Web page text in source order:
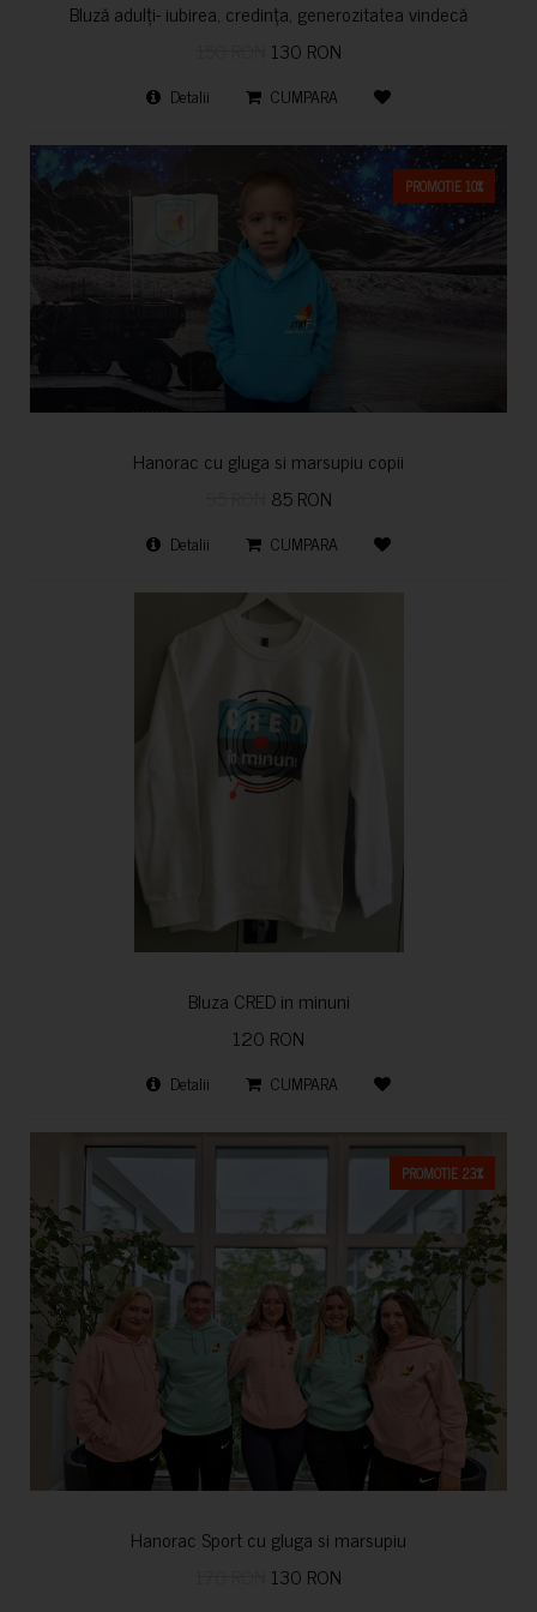
Bluză adulți- iubirea, credința, generozitatea vindecă
130 RON
Detalii CUMPARA
PROMOTIE 10%
Hanorac cu gluga si marsupiu copii
85 RON
Detalii CUMPARA
Bluza CRED in minuni
120 RON
Detalii CUMPARA
PROMOTIE 23%
Hanorac Sport cu gluga si marsupiu
130 RON